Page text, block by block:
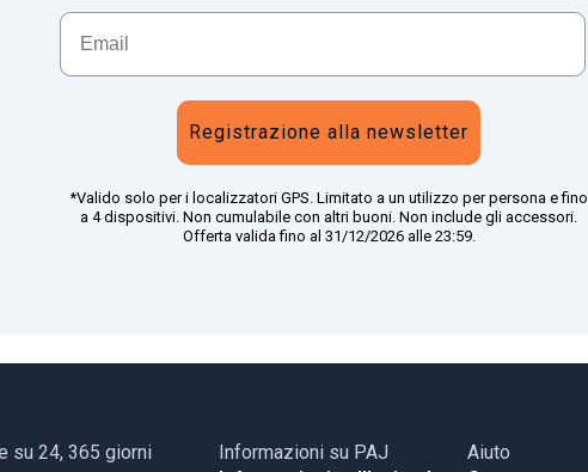
Registrazione alla newsletter
*Valido solo per i localizzatori GPS. Limitato a un utilizzo per persona e fino
a 4 dispositivi. Non cumulabile con altri buoni. Non include gli accessori.
Offerta valida fino al 31/12/2026 alle 23:59.
su 24, 365 giorni
Informazioni su PAJ
Aiuto